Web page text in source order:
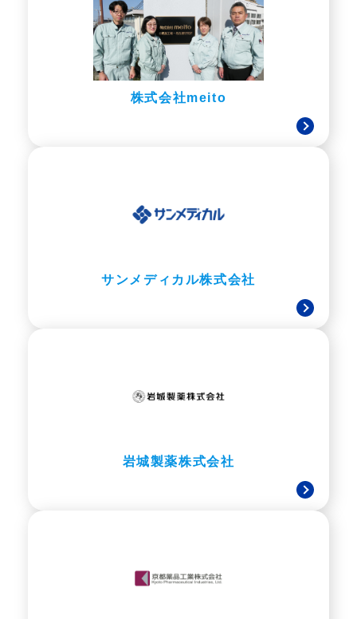
株式会社meito
サンメディカル株式会社
岩城製薬株式会社